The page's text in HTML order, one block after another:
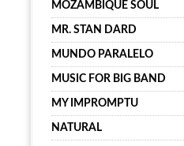
MOZAMBIQUE SOUL
MR. STAN DARD
MUNDO PARALELO
MUSIC FOR BIG BAND
MY IMPROMPTU
NATURAL